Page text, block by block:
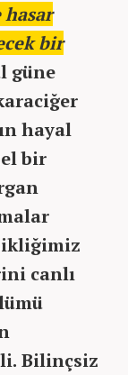
hasar
bir
güne
hayal
bir
canlı
Bilinçsiz